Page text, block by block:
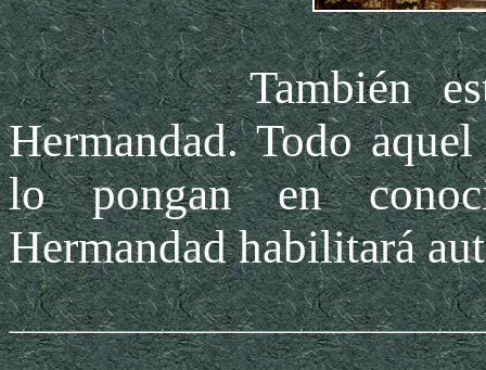
También está
Hermandad. Todo
lo pongan en
Hermandad habilitará